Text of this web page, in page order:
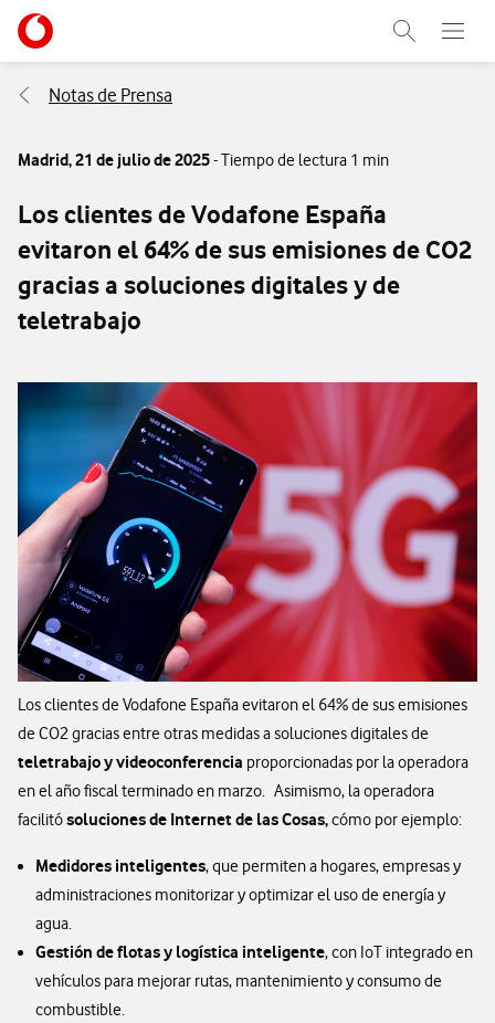
Ir a la pagina principal de vodafone.es
Abrir
Menu
Abre
Notas de Prensa
Madrid,21 de julio de 2025- Tiempo de lectura 1 min
Los clientes de Vodafone España
evitaron el 64% de sus emisiones de CO2
gracias a soluciones digitales y de
teletrabajo
Los clientes de Vodafone España evitaron el 64% de sus emisiones
de CO2 gracias entre otras medidas a soluciones digitales de
teletrabajo y videoconferencia proporcionadas por la operadora
en el año fiscal terminado en marzo. Asimismo, la operadora
facilitósoluciones de Internet de las Cosas,cómo por ejemplo:
Medidores inteligentes, que permiten a hogares, empresas y
administraciones monitorizar y optimizar el uso de energía y
agua.
Gestión de flotas y logística inteligente, con IoT integrado en
vehículos para mejorar rutas, mantenimiento y consumo de
combustible.